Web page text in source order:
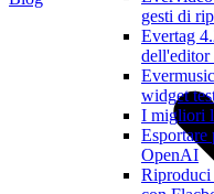
gesti di
Evertag
dell'editor
widget
I migliori
OpenAI
Riproduci